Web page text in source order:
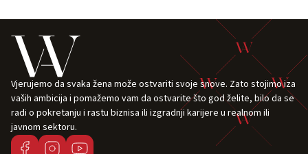
Vjerujemo da svaka žena može ostvariti svoje snove. Zato stojimo iza
vaših ambicija i pomažemo vam da ostvarite što god želite, bilo da se
radi o pokretanju i rastu biznisa ili izgradnji karijere u realnom ili
javnom sektoru.